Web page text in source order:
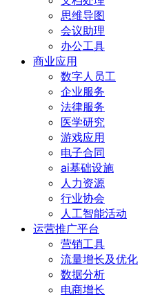
思维导图
会议助理
办公工具
商业应用
数字人员工
企业服务
法律服务
医学研究
游戏应用
电子合同
ai基础设施
人力资源
行业协会
人工智能活动
运营推广平台
营销工具
流量增长及优化
数据分析
电商增长